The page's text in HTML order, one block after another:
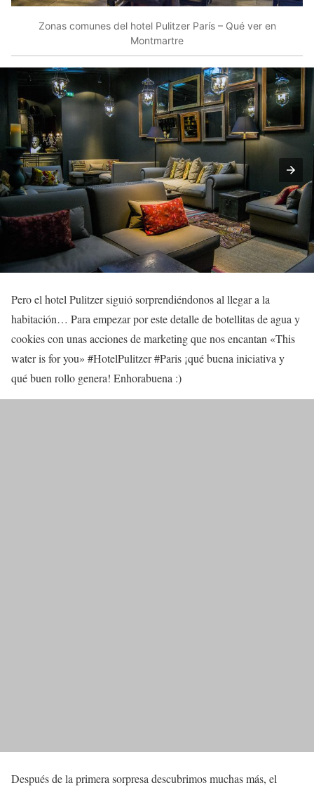
Zonas comunes del hotel Pulitzer París – Qué ver en
Montmartre
Pero el hotel Pulitzer siguió sorprendiéndonos al llegar a la
habitación… Para empezar por este detalle de botellitas de agua y
cookies con unas acciones de marketing que nos encantan «This
water is for you» #HotelPulitzer #Paris ¡qué buena iniciativa y
qué buen rollo genera! Enhorabuena :)
Después de la primera sorpresa descubrimos muchas más, el